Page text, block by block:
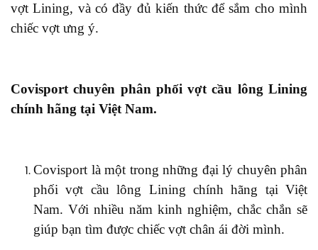
vợt Lining, và có đầy đủ kiến thức để sắm cho mình
chiếc vợt ưng ý.
Covisport chuyên phân phối vợt cầu lông Lining
chính hãng tại Việt Nam.
Covisport là một trong những đại lý chuyên phân
phối vợt cầu lông Lining chính hãng tại Việt
Nam. Với nhiều năm kinh nghiệm, chắc chắn sẽ
giúp bạn tìm được chiếc vợt chân ái đời mình.